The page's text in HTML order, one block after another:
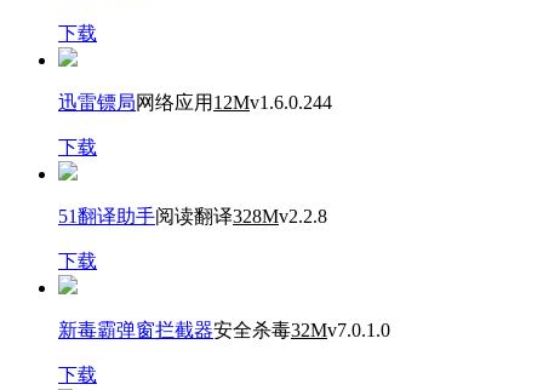
下载
迅雷镖局网络应用 12Mv1.6.0.244
下载
51翻译助手阅读翻译328Mv2.2.8
下载
新毒霸弹窗拦截器安全杀毒32Mv7.0.1.0
下载